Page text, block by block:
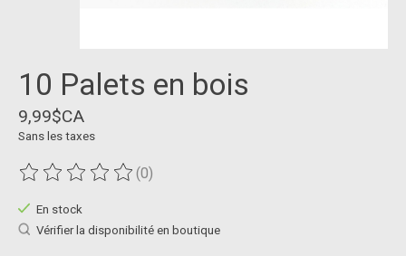
10 Palets en bois
9,99$CA
Sans les taxes
Ce produit est évalué à
(0)
En stock
Vérifier la disponibilité en boutique